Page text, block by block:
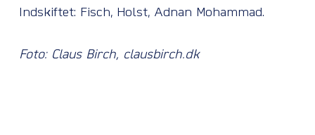
Indskiftet: Fisch, Holst, Adnan Mohammad.
Foto: Claus Birch, clausbirch.dk